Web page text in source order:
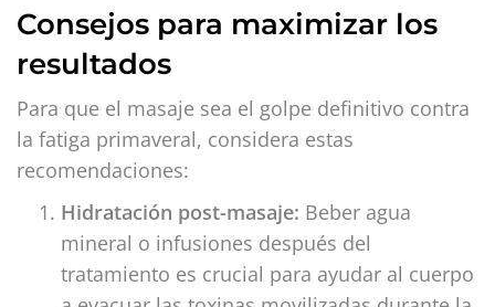
Consejos para maximizar los
resultados
Para que el masaje sea el golpe definitivo contra
la fatiga primaveral, considera estas
recomendaciones:
Hidratación post-masaje: Beber agua
mineral o infusiones después del
tratamiento es crucial para ayudar al cuerpo